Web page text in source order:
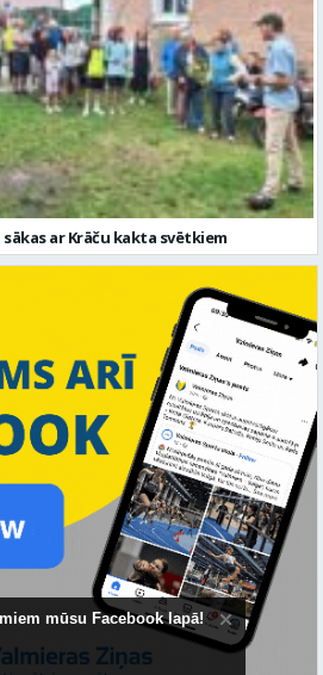
ar Krāču kakta svētkiem
mūsu Facebook lapā!